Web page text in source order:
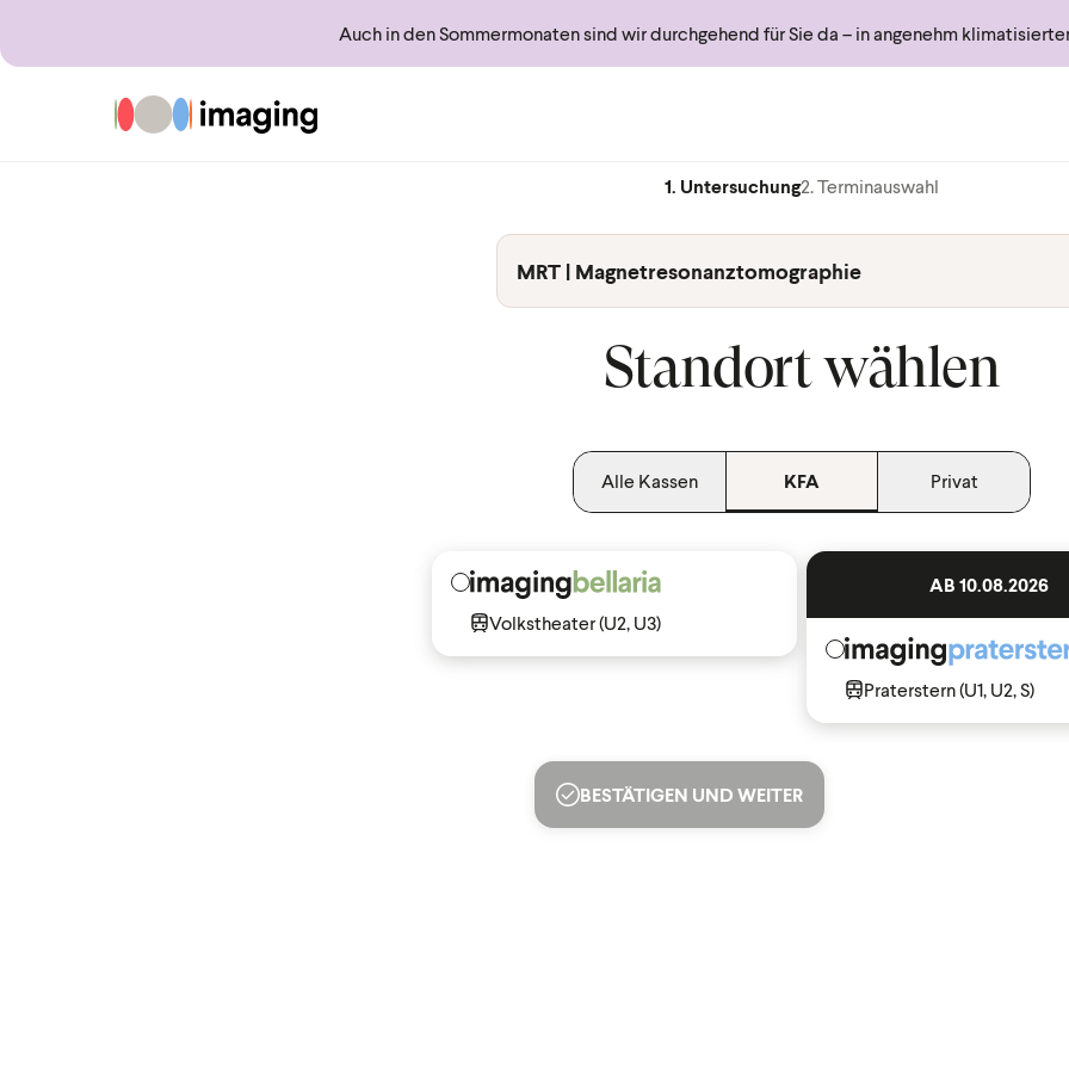
Auch in den Sommermonaten sind wir durchgehend für Sie da – in angenehm
Zur Startseite
1. Untersuchung2. Terminauswahl
MRT | Magnetresonanztomographie
Standort wählen
Alle Kassen KFA Privat
Volkstheater (U2, U3)
AB 10.08.2026
Praterstern (U1, U2, S)
BESTÄTIGEN UND WEITER